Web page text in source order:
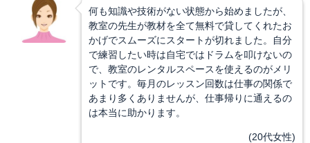
何も知識や技術がない状態から始めましたが、
教室の先生が教材を全て無料で貸してくれたお
かげでスムーズにスタートが切れました。自分
で練習したい時は自宅ではドラムを叩けないの
で、教室のレンタルスペースを使えるのがメリ
ットです。毎月のレッスン回数は仕事の関係で
あまり多くありませんが、仕事帰りに通えるの
は本当に助かります。
(20代女性)